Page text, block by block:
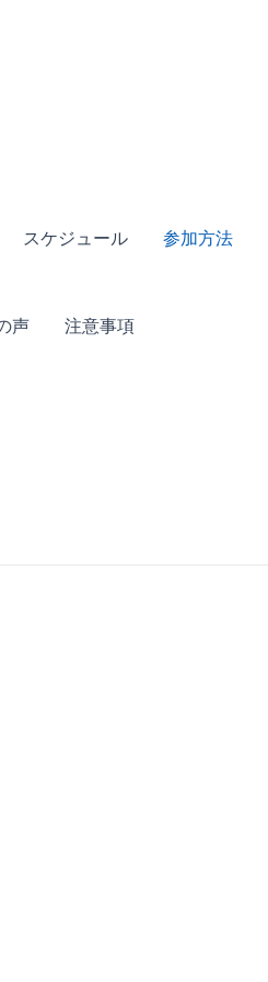
スケジュール 参加方法
声 注意事項